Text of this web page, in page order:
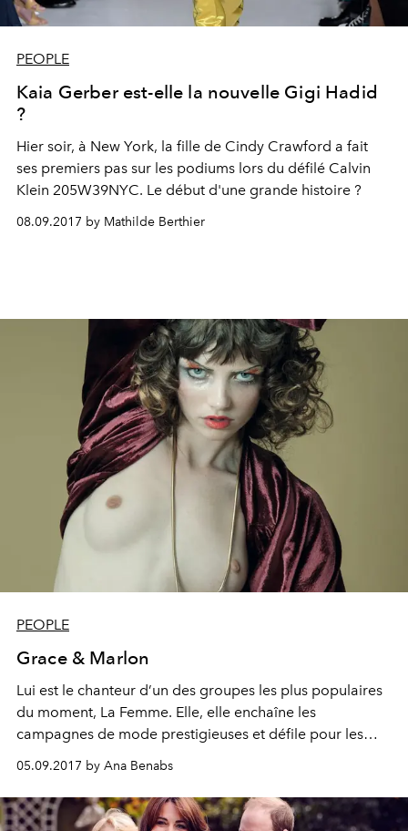
PEOPLE
Kaia Gerber est-elle la nouvelle Gigi Hadid
?
Hier soir, à New York, la fille de Cindy Crawford a fait
ses premiers pas sur les podiums lors du défilé Calvin
Klein 205W39NYC. Le début d'une grande histoire ?
08.09.2017 by Mathilde Berthier
PEOPLE
Grace & Marlon
Lui est le chanteur d’un des groupes les plus populaires
du moment, La Femme. Elle, elle enchaîne les
campagnes de mode prestigieuses et défile pour les
plus grands. Ils sont beaux, charismatiques et ultra
créatifs. Entrez dans leur univers à part…
05.09.2017 by Ana Benabs